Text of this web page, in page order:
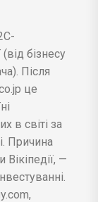
бізнесу
Після
це
в світі за
Причина
—